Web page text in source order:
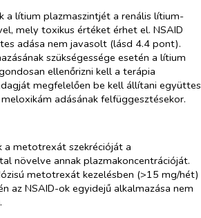
a lítium plazmaszintjét a renális lítium-
mely toxikus értéket érhet el. NSAID
adása nem javasolt (lásd 4.4 pont).
szükségessége esetén a lítium
ellenőrizni kell a terápia
megfelelően be kell állítani együttes
adásának felfüggesztésekor.
a metotrexát szekrécióját a
növelve annak plazmakoncentrációját.
metotrexát kezelésben (>15 mg/hét)
az NSAID-ok egyidejű alkalmazása nem